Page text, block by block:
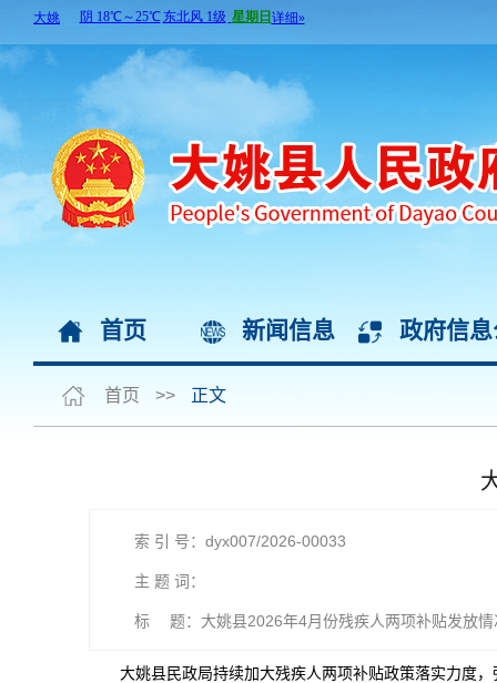
首页 新闻信息 政府信
首页 >> 正文
索 引 号：dyx007/2026-00033
主 题 词：
标 题：大姚县2026年4月份残疾人两项补贴发放情
大姚县民政局持续加大残疾人两项补贴政策落实力度